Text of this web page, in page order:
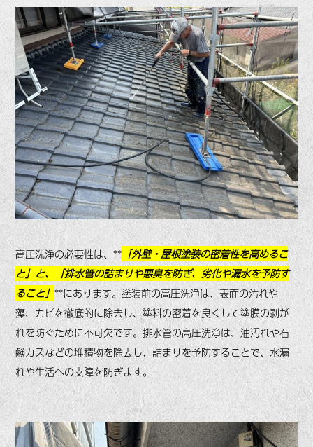
高圧洗浄の必要性は、** 「外壁・屋根塗装の密着性を高めるこ
と」と、「排水管の詰まりや悪臭を防ぎ、劣化や漏水を予防す
ること」**にあります。塗装前の高圧洗浄は、表面の汚れや
藻、カビを徹底的に除去し、塗料の密着を良くして塗膜の剥が
れを防ぐために不可欠です。排水管の高圧洗浄は、油汚れや石
鹸カスなどの堆積物を除去し、詰まりを予防することで、水漏
れや生活への支障を防ぎます。